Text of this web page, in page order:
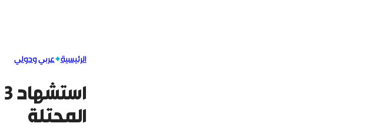
الرئيسية عربي ودولي
المحتلة